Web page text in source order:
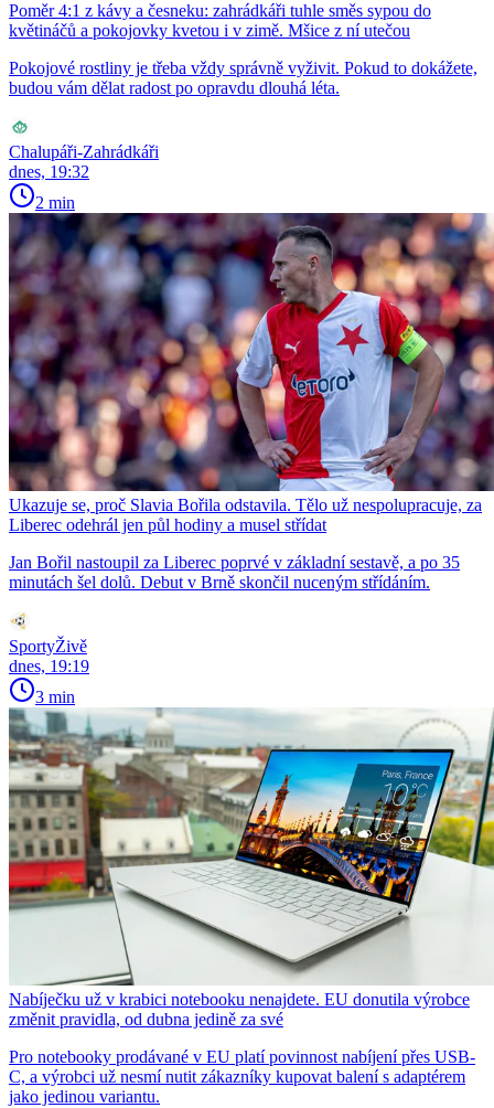
Poměr 4:1 z kávy a česneku: zahrádkáři tuhle směs sypou do
květináčů a pokojovky kvetou i v zimě. Mšice z ní utečou
Pokojové rostliny je třeba vždy správně vyživit. Pokud to dokážete,
budou vám dělat radost po opravdu dlouhá léta.
Chalupáři-Zahrádkáři
dnes, 19:32
2 min
Ukazuje se, proč Slavia Bořila odstavila. Tělo už nespolupracuje, za
Liberec odehrál jen půl hodiny a musel střídat
Jan Bořil nastoupil za Liberec poprvé v základní sestavě, a po 35
minutách šel dolů. Debut v Brně skončil nuceným střídáním.
SportyŽivě
dnes, 19:19
3 min
Nabíječku už v krabici notebooku nenajdete. EU donutila výrobce
změnit pravidla, od dubna jedině za své
Pro notebooky prodávané v EU platí povinnost nabíjení přes USB-
C, a výrobci už nesmí nutit zákazníky kupovat balení s adaptérem
jako jedinou variantu.